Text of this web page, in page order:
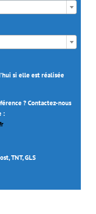
si elle est réalisée
? Contactez-nous
:
TNT, GLS